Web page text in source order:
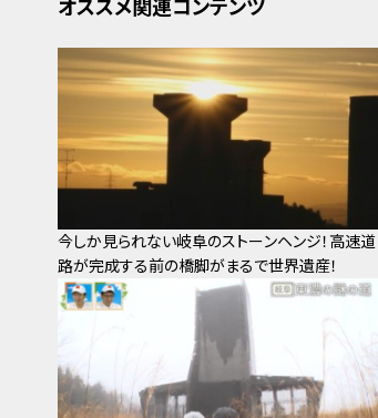
オススメ関連コンテンツ
今しか見られない岐阜のストーンヘンジ！高速道
路が完成する前の橋脚がまるで世界遺産！